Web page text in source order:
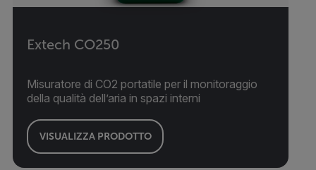
Extech CO250
Misuratore di CO2 portatile per il monitoraggio
della qualità dell’aria in spazi interni
VISUALIZZA PRODOTTO